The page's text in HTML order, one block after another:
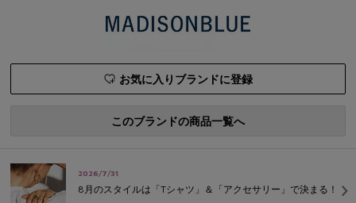
お気に入りブランドに登録
このブランドの商品一覧へ
2026/7/31
8月のスタイルは「Tシャツ」＆「アクセサリー」で決まる！